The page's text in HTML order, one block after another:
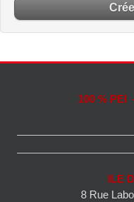
100 % PEI
ILE
8 Rue